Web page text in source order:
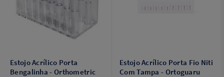
Estojo Acrílico Porta
Bengalinha - Orthometric
Estojo Acrílico Porta Fio Niti
Com Tampa - Ortoguaru